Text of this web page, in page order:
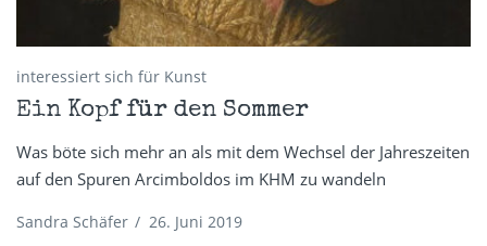
interessiert sich für Kunst
Ein Kopf für den Sommer
Was böte sich mehr an als mit dem Wechsel der Jahreszeiten
auf den Spuren Arcimboldos im KHM zu wandeln
Sandra Schäfer / 26. Juni 2019